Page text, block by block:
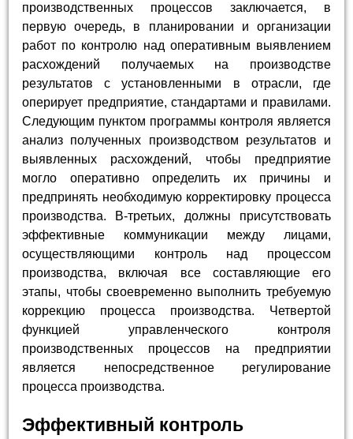
производственных процессов заключается, в
первую очередь, в планировании и организации
работ по контролю над оперативным выявлением
расхождений получаемых на производстве
результатов с установленными в отрасли, где
оперирует предприятие, стандартами и правилами.
Следующим пунктом программы контроля является
анализ полученных производством результатов и
выявленных расхождений, чтобы предприятие
могло оперативно определить их причины и
предпринять необходимую корректировку процесса
производства. В-третьих, должны присутствовать
эффективные коммуникации между лицами,
осуществляющими контроль над процессом
производства, включая все составляющие его
этапы, чтобы своевременно выполнить требуемую
коррекцию процесса производства. Четвертой
функцией управленческого контроля
производственных процессов на предприятии
является непосредственное регулирование
процесса производства.
Эффективный контроль